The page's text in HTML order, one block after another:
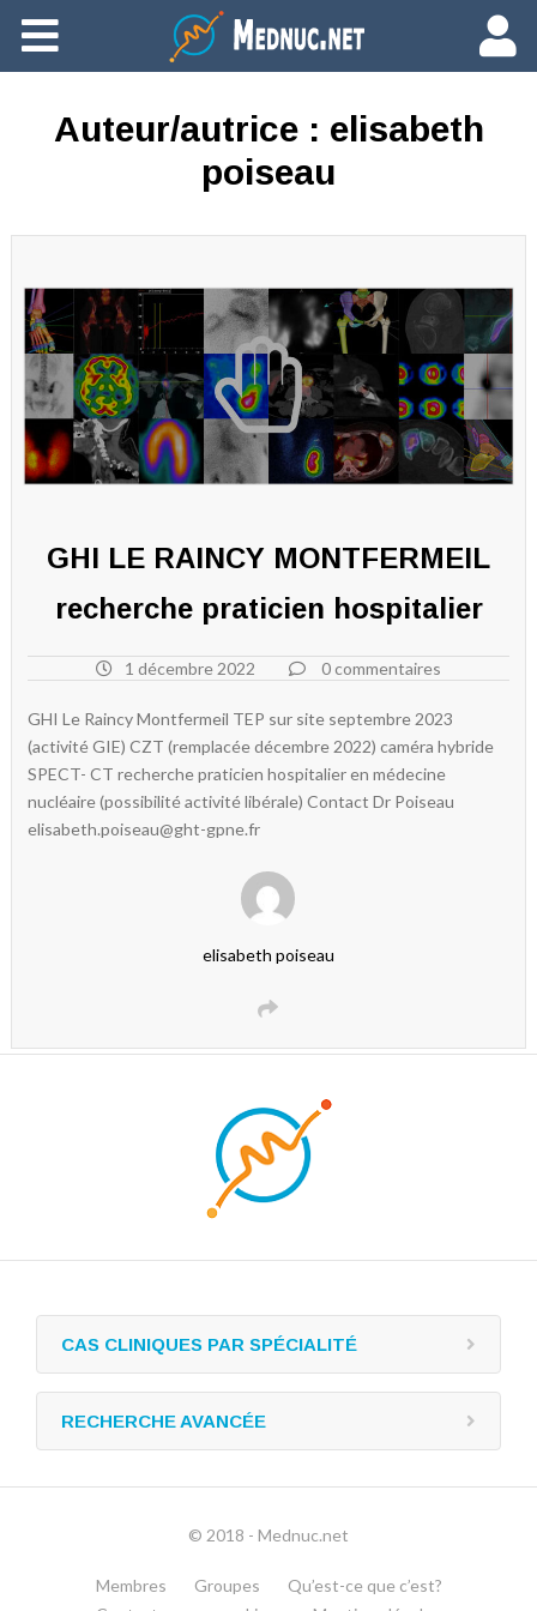
Ajouter du contenu
Auteur/autrice : elisabeth
poiseau
GHI LE RAINCY MONTFERMEIL
recherche praticien hospitalier
1 décembre 2022 0 commentaires
GHI Le Raincy Montfermeil TEP sur site septembre 2023
(activité GIE) CZT (remplacée décembre 2022) caméra hybride
SPECT- CT recherche praticien hospitalier en médecine
nucléaire (possibilité activité libérale) Contact Dr Poiseau
elisabeth.poiseau@ght-gpne.fr
elisabeth poiseau
CAS CLINIQUES PAR SPÉCIALITÉ
RECHERCHE AVANCÉE
© 2018 - Mednuc.net
Membres Groupes
Qu’est-ce que c’est?